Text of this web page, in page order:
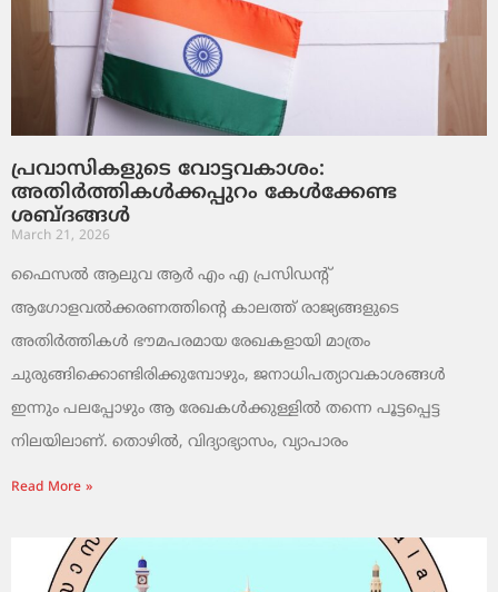
പ്രവാസികളുടെ വോട്ടവകാശം:
അതിർത്തികൾക്കപ്പുറം കേൾക്കേണ്ട
ശബ്ദങ്ങൾ
March 21, 2026
ഫൈസൽ ആലുവ ആർ എം എ പ്രസിഡന്റ്
ആഗോളവൽക്കരണത്തിന്റെ കാലത്ത് രാജ്യങ്ങളുടെ
അതിർത്തികൾ ഭൗമപരമായ രേഖകളായി മാത്രം
ചുരുങ്ങിക്കൊണ്ടിരിക്കുമ്പോഴും, ജനാധിപത്യാവകാശങ്ങൾ
ഇന്നും പലപ്പോഴും ആ രേഖകൾക്കുള്ളിൽ തന്നെ പൂട്ടപ്പെട്ട
നിലയിലാണ്. തൊഴിൽ, വിദ്യാഭ്യാസം, വ്യാപാരം
Read More »